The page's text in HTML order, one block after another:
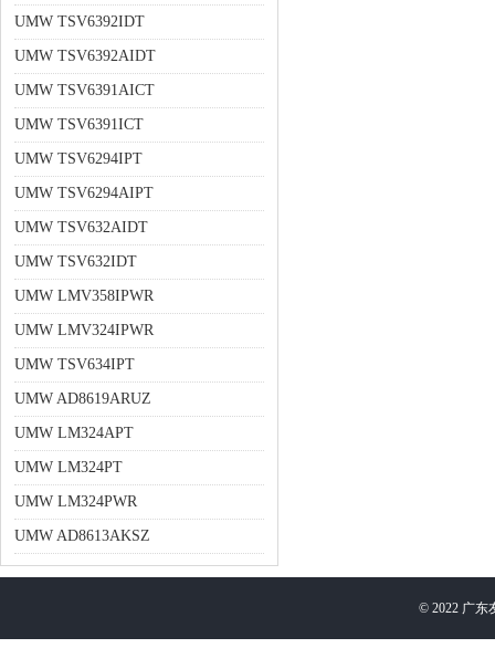
UMW TSV6392IDT
UMW TSV6392AIDT
UMW TSV6391AICT
UMW TSV6391ICT
UMW TSV6294IPT
UMW TSV6294AIPT
UMW TSV632AIDT
UMW TSV632IDT
UMW LMV358IPWR
UMW LMV324IPWR
UMW TSV634IPT
UMW AD8619ARUZ
UMW LM324APT
UMW LM324PT
UMW LM324PWR
UMW AD8613AKSZ
© 2022 广东